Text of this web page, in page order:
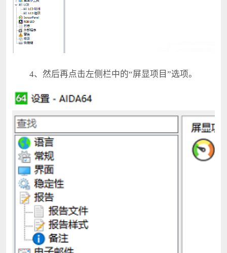
4、然后再点击左侧栏中的“屏显项目”选项。